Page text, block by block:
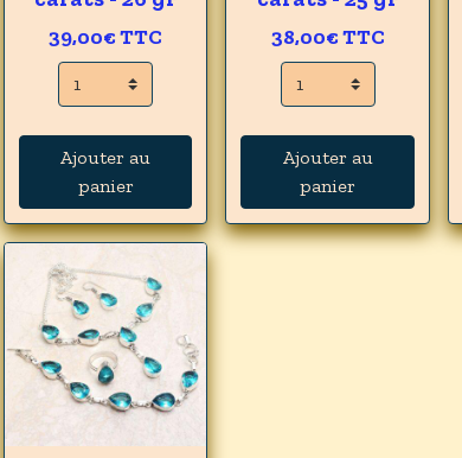
39,00€TTC
Ajouter au
panier
38,00€TTC
Ajouter au
panier